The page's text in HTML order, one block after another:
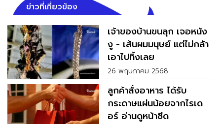
ข่าวที่เกี่ยวข้อง
เจ้าของบ้านขนลุก เจอหนัง
งู - เส้นผมมนุษย์ แต่ไม่กล้า
เอาไปทิ้งเลย
26 พฤษภาคม 2568
ลูกค้าสั่งอาหาร ได้รับ
กระดาษแผ่นน้อยจากไรเด
อร์ อ่านดูหน้าซีด